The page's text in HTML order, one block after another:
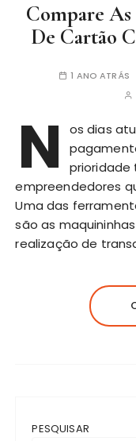
Compare
De Cartão
1 ANO ATRÁS
N
os dias
prioridade
empreendedores
Uma das
são as
realização de
PESQUISAR